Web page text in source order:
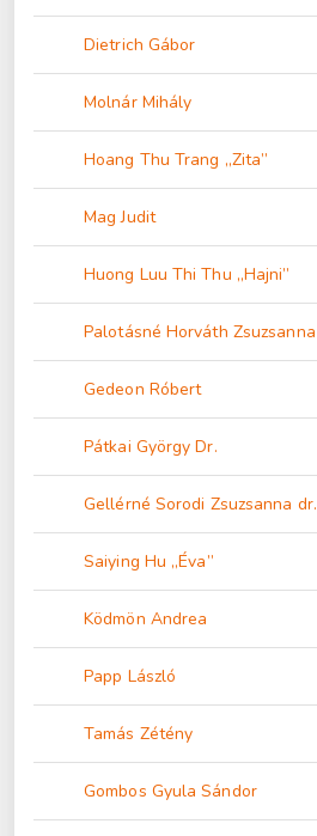
Dietrich Gábor
Molnár Mihály
Hoang Thu Trang „Zita”
Mag Judit
Huong Luu Thi Thu „Hajni”
Palotásné Horváth Zsuzsanna
Gedeon Róbert
Pátkai György Dr.
Gellérné Sorodi Zsuzsanna dr.
Saiying Hu „Éva”
Ködmön Andrea
Papp László
Tamás Zétény
Gombos Gyula Sándor